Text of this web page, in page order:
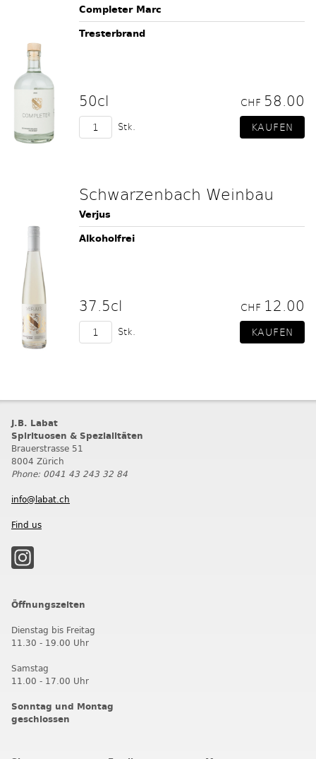
Completer Marc
Tresterbrand
50cl CHF 58.00
Stk.
Schwarzenbach Weinbau
Verjus
Alkoholfrei
37.5cl CHF 12.00
Stk.
J.B. Labat
Spirituosen & Spezialitäten
Brauerstrasse 51
8004 Zürich
Phone: 0041 43 243 32 84
info@labat.ch
Find us
Öffnungszeiten
Dienstag bis Freitag
11.30 - 19.00 Uhr
Samstag
11.00 - 17.00 Uhr
Sonntag und Montag
geschlossen